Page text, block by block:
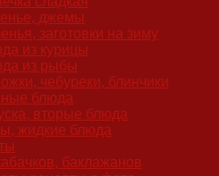
джемы
заготовки на зиму
из курицы
из рыбы
чебуреки, блинчики
блюда
вторые блюда
жидкие блюда
баклажанов